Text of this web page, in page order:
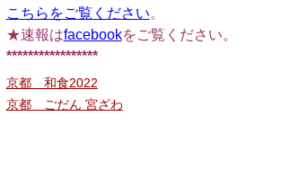
こちらをご覧ください。
★速報はfacebookをご覧ください。
*****************
京都 和食2022
京都 ごだん 宮ざわ